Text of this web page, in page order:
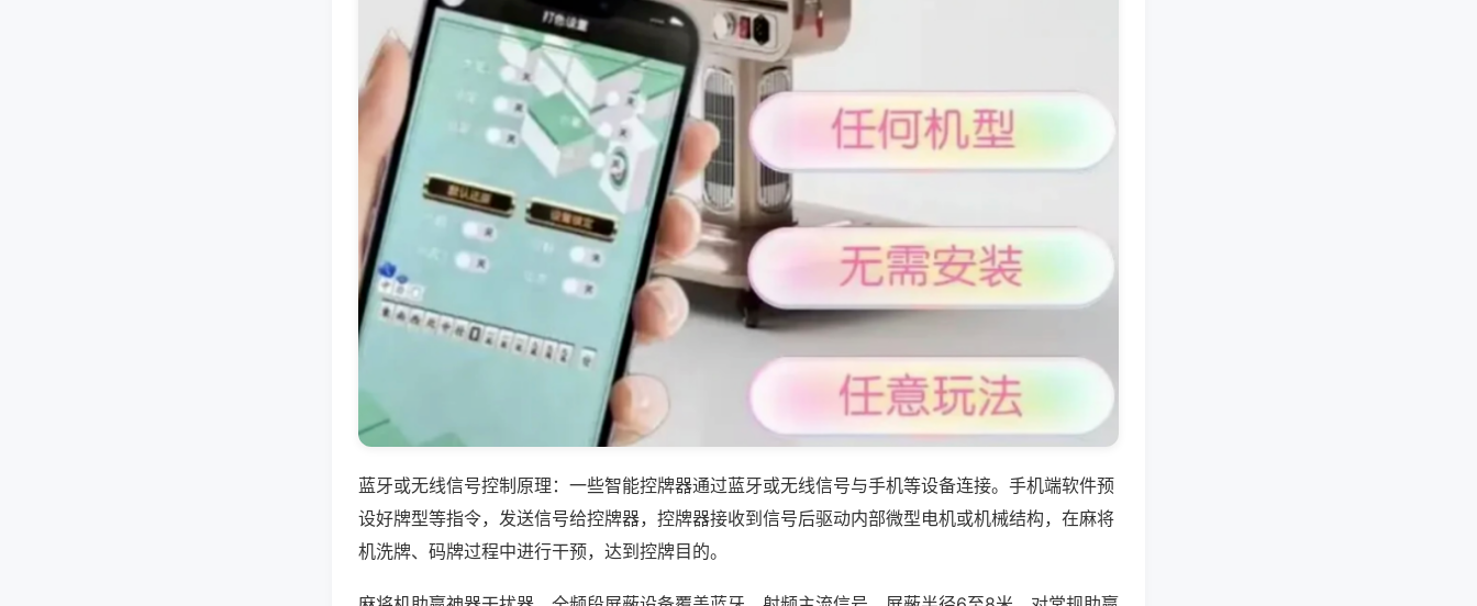
蓝牙或无线信号控制原理：一些智能控牌器通过蓝牙或无线信号与手机等设备连接。手机端软件预
设好牌型等指令，发送信号给控牌器，控牌器接收到信号后驱动内部微型电机或机械结构，在麻将
机洗牌、码牌过程中进行干预，达到控牌目的。